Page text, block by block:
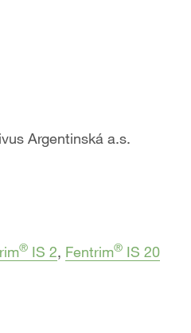
Argentinská a.s.
® IS 2, Fentrim® IS 20